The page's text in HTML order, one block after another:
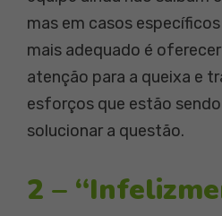
mas em casos
mais adequado é
atenção para a queixa e
esforços que estão
solucionar a questão.
2 –